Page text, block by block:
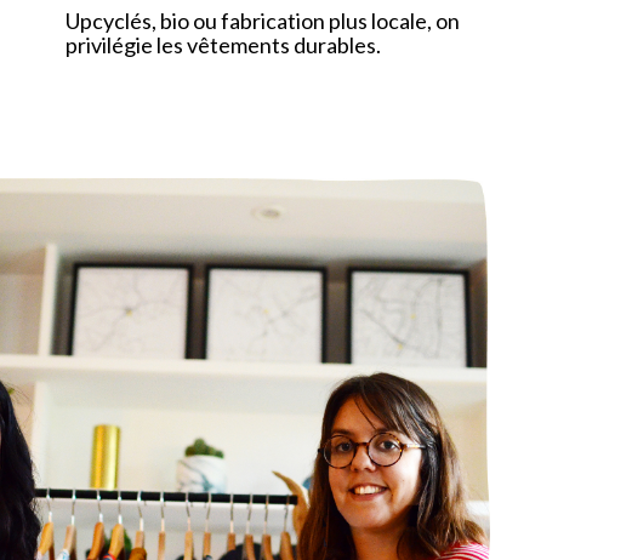
Upcyclés, bio ou fabrication plus locale, on
privilégie les vêtements durables.